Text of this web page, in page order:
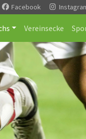
Facebook
Vereinsecke